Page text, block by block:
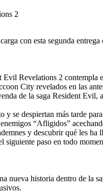
2
con esta segunda
Revelations 2 contempla
City revelados en las
de la saga Resident Evil,
se despiertan más tarde
“Afligidos”
y descubrir qué les ha
siguiente paso en todo
nueva historia dentro de la